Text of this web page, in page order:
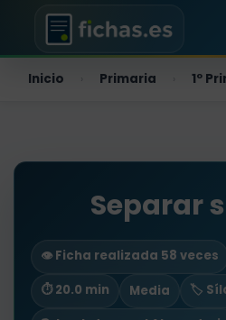
Inicio Primaria 1º
Separar
👁️ Ficha realizada 58 veces
⏱ 20.0 min
Media
🏷️